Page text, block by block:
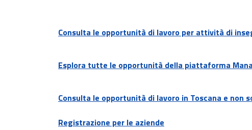
Consulta le opportunità di lavoro per attività di
Esplora tutte le opportunità della piattaforma
Consulta le opportunità di lavoro in Toscana e non
Registrazione per le aziende